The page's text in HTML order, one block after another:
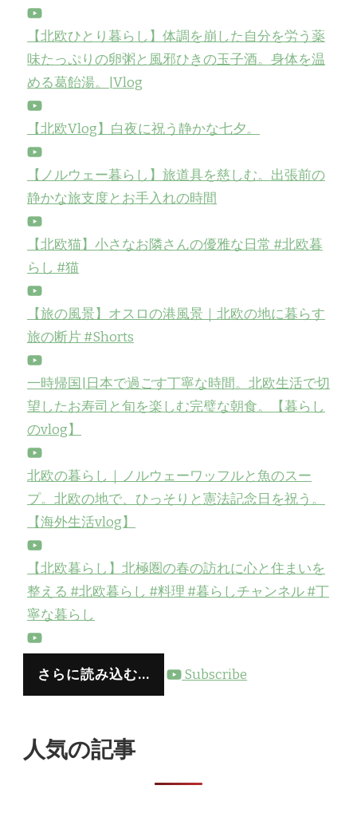
【北欧ひとり暮らし】体調を崩した自分を労う薬
味たっぷりの卵粥と風邪ひきの玉子酒。身体を温
める葛飴湯。|Vlog
【北欧Vlog】白夜に祝う静かな七夕。
【ノルウェー暮らし】旅道具を慈しむ。出張前の
静かな旅支度とお手入れの時間
【北欧猫】小さなお隣さんの優雅な日常 #北欧暮
らし #猫
【旅の風景】オスロの港風景｜北欧の地に暮らす
旅の断片 #Shorts
一時帰国|日本で過ごす丁寧な時間。北欧生活で切
望したお寿司と旬を楽しむ完璧な朝食。【暮らし
のvlog】
北欧の暮らし｜ノルウェーワッフルと魚のスー
プ。北欧の地で、ひっそりと憲法記念日を祝う。
【海外生活vlog】
【北欧暮らし】北極圏の春の訪れに心と住まいを
整える #北欧暮らし #料理 #暮らしチャンネル #丁
寧な暮らし
さらに読み込む... Subscribe
人気の記事